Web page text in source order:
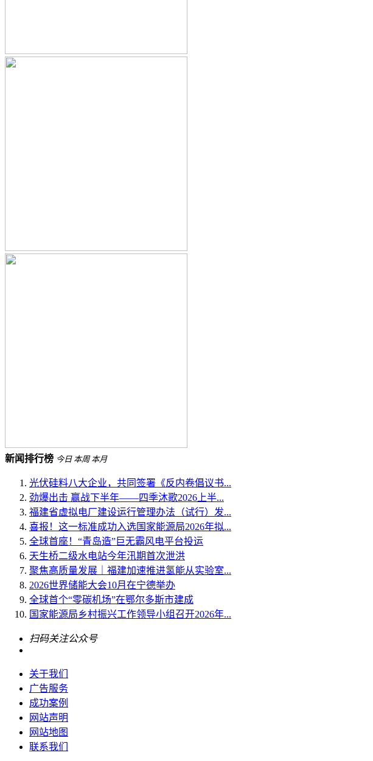
新闻排行榜 今日 本周 本月
光伏硅料八大企业，共同签署《反内卷倡议书...
劲爆出击 赢战下半年——四季沐歌2026上半...
福建省虚拟电厂建设运行管理办法（试行）发...
喜报！这一标准成功入选国家能源局2026年拟...
全球首座！“青岛造”巨无霸风电平台投运
天生桥二级水电站今年汛期首次泄洪
聚焦高质量发展｜福建加速推进氢能从实验室...
2026世界储能大会10月在宁德举办
全球首个“零碳机场”在鄂尔多斯市建成
国家能源局乡村振兴工作领导小组召开2026年...
扫码关注公众号
关于我们
广告服务
成功案例
网站声明
网站地图
联系我们